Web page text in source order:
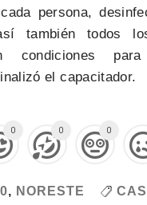
persona,
también todos
condiciones
el capacitador.
0 0 0
, NORESTE